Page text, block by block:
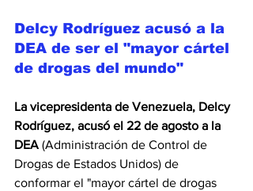
Delcy Rodríguez acusó a la
DEA de ser el "mayor cártel
de drogas del mundo"
La vicepresidenta de Venezuela, Delcy
Rodríguez, acusó el 22 de agosto a la
DEA (Administración de Control de
Drogas de Estados Unidos) de
conformar el "mayor cártel de drogas